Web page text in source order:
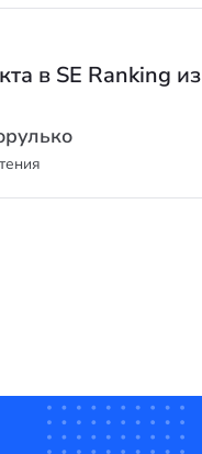
в SE Ranking из